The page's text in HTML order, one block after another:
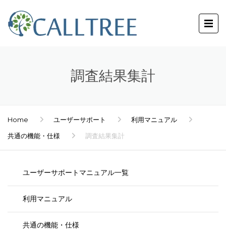
調査結果集計
Home ユーザーサポート
利用マニュアル
共通の機能・仕様
調査結果集計
ユーザーサポートマニュアル一覧
利用マニュアル
共通の機能・仕様